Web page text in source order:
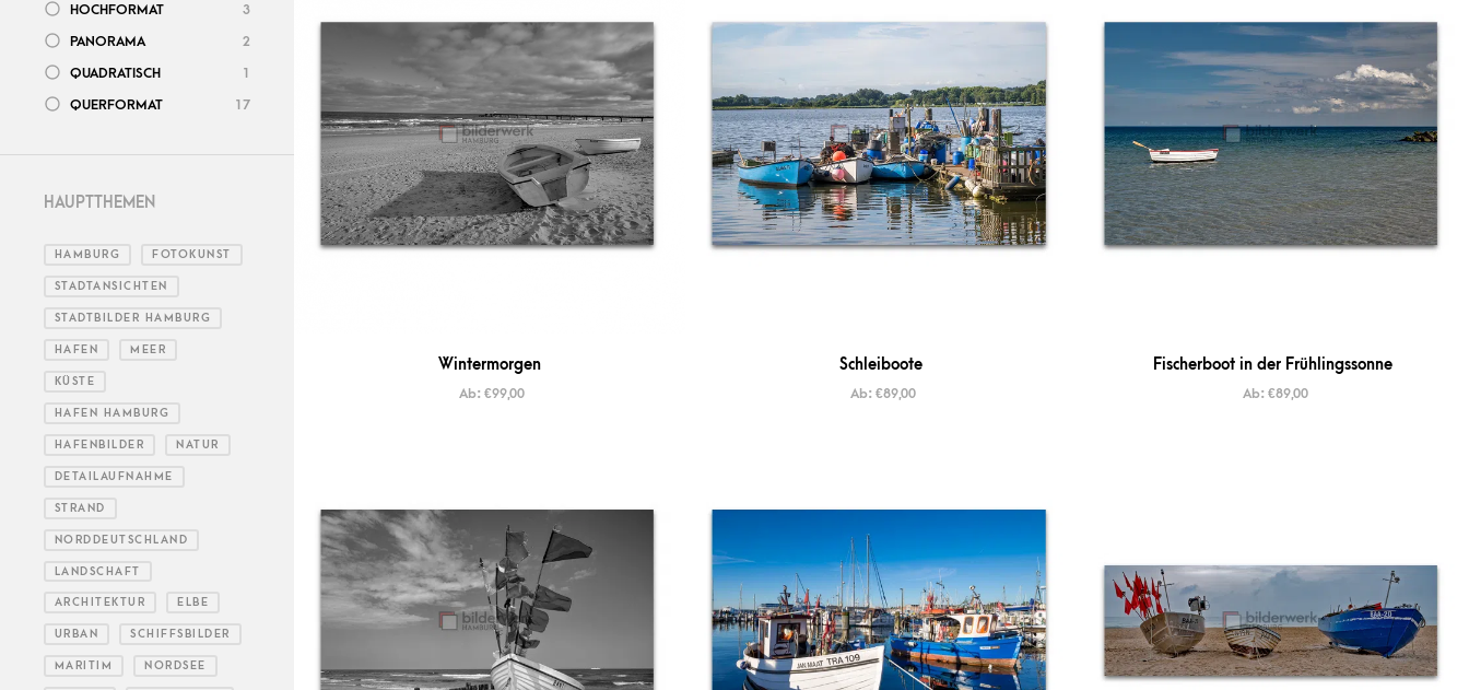
Wintermorgen
Ab: €99,00
Schleiboote
Ab:€89,00
Fischerboot in der Frühlingssonne
Ab: €89,00
HOCHFORMAT 3
PANORAMA 2
QUADRATISCH 1
QUERFORMAT 17
HAUPTTHEMEN
HAMBURG FOTOKUNST
STADTANSICHTEN
STADTBILDER HAMBURG
HAFEN MEER
KÜSTE
HAFEN HAMBURG
HAFENBILDER NATUR
DETAILAUFNAHME
STRAND
NORDDEUTSCHLAND
LANDSCHAFT
ARCHITEKTUR ELBE
URBAN SCHIFFSBILDER
MARITIM NORDSEE